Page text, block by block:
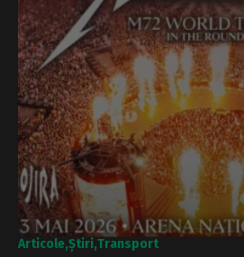
Articole Știri Transport